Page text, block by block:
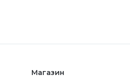
Магазин